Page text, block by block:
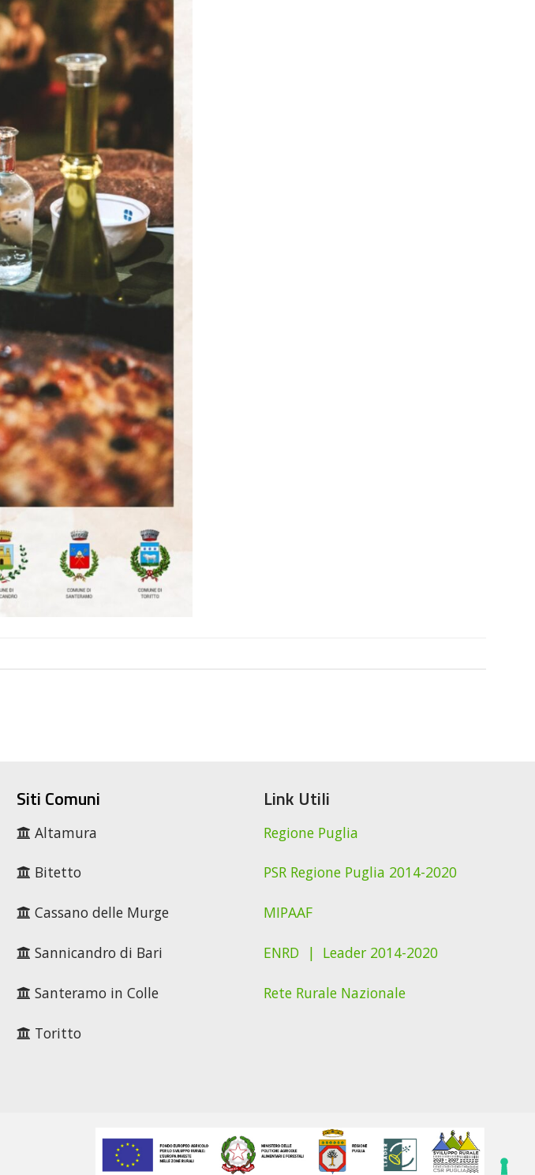
Siti Comuni
Altamura
Bitetto
Cassano delle Murge
Sannicandro di Bari
Santeramo in Colle
Toritto
Link Utili
Regione Puglia
PSR Regione Puglia 2014-2020
MIPAAF
ENRD | Leader 2014-2020
Rete Rurale Nazionale